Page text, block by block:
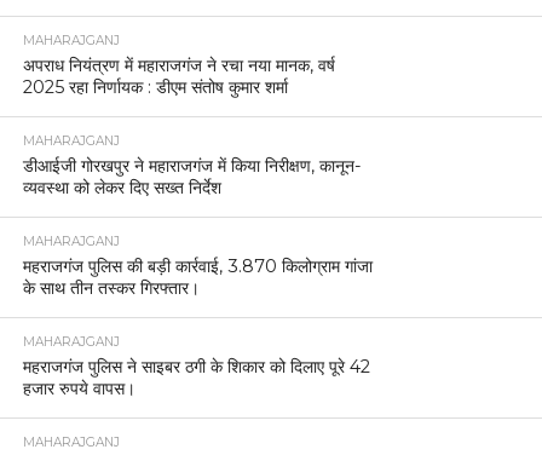
MAHARAJGANJ
अपराध नियंत्रण में महाराजगंज ने रचा नया मानक, वर्ष
2025 रहा निर्णायक : डीएम संतोष कुमार शर्मा
MAHARAJGANJ
डीआईजी गोरखपुर ने महाराजगंज में किया निरीक्षण, कानून-
व्यवस्था को लेकर दिए सख्त निर्देश
MAHARAJGANJ
महराजगंज पुलिस की बड़ी कार्रवाई, 3.870 किलोग्राम गांजा
के साथ तीन तस्कर गिरफ्तार।
MAHARAJGANJ
महराजगंज पुलिस ने साइबर ठगी के शिकार को दिलाए पूरे 42
हजार रुपये वापस।
MAHARAJGANJ